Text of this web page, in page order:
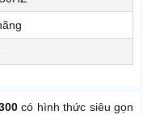
có hình thức siêu gọn